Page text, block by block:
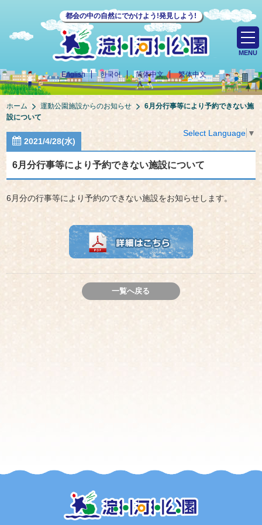
都会の中の自然にでかけよう!発見しよう!
English 한국어 简体中文 繁体中文
MENU
ホーム 運動公園施設からのお知らせ
6月分行事等により予約できない施
設について
Select Language ▼
2021/4/28(水)
6月分行事等により予約できない施設について
6月分の行事等により予約のできない施設をお知らせします。
一覧へ戻る